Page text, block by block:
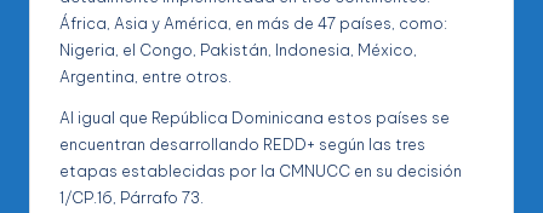
África, Asia y América, en más de 47 países, como:
Nigeria, el Congo, Pakistán, Indonesia, México,
Argentina, entre otros.
Al igual que República Dominicana estos países se
encuentran desarrollando REDD+ según las tres
etapas establecidas por la CMNUCC en su decisión
1/CP.16, Párrafo 73.